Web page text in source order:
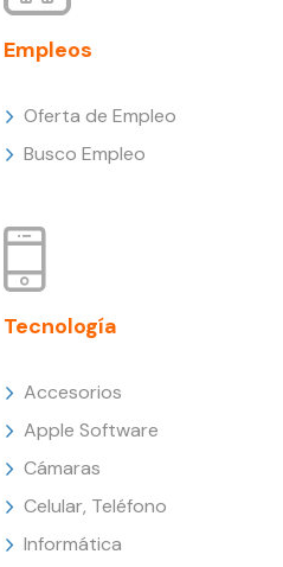
Empleos
Oferta de Empleo
Busco Empleo
Tecnología
Accesorios
Apple Software
Cámaras
Celular, Teléfono
Informática